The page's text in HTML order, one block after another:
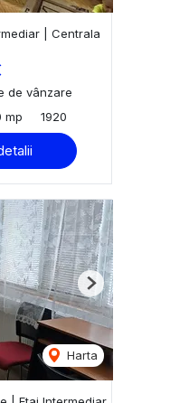
| Centrala
de vânzare
mp 1920
Harta
Next